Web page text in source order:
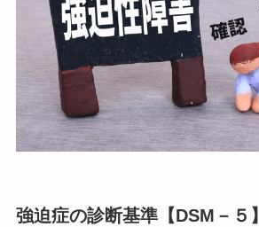
強迫症の診断基準【DSM－５】